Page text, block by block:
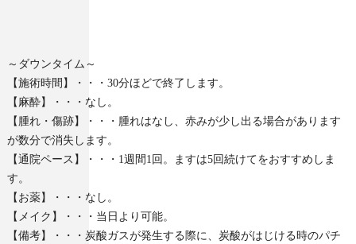
～ダウンタイム～
【施術時間】・・・30分ほどで終了します。
【麻酔】・・・なし。
【腫れ・傷跡】・・・腫れはなし、赤みが少し出る場合があります
が数分で消失します。
【通院ペース】・・・1週間1回。ますは5回続けてをおすすめしま
す。
【お薬】・・・なし。
【メイク】・・・当日より可能。
【備考】・・・炭酸ガスが発生する際に、炭酸がはじける時のパチ